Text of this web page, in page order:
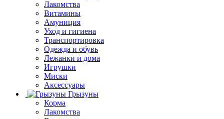
Лакомства
Витамины
Амуниция
Уход и гигиена
Транспортировка
Одежда и обувь
Лежанки и дома
Игрушки
Миски
Аксессуары
Грызуны
Корма
Лакомства